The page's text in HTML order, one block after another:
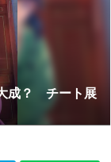
成？ チート展